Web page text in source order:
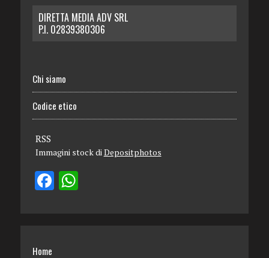
DIRETTA MEDIA ADV SRL
P.I. 02839380306
Chi siamo
Codice etico
RSS
Immagini stock di Depositphotos
Home